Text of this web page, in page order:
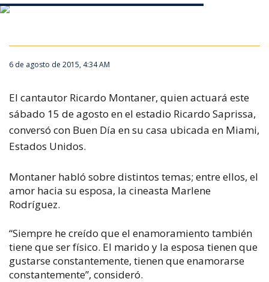
6 de agosto de 2015, 4:34 AM
El cantautor Ricardo Montaner, quien actuará este
sábado 15 de agosto en el estadio Ricardo Saprissa,
conversó con Buen Día en su casa ubicada en Miami,
Estados Unidos.
Montaner habló sobre distintos temas; entre ellos, el
amor hacia su esposa, la cineasta Marlene
Rodríguez.
“Siempre he creído que el enamoramiento también
tiene que ser físico. El marido y la esposa tienen que
gustarse constantemente, tienen que enamorarse
constantemente”, consideró.